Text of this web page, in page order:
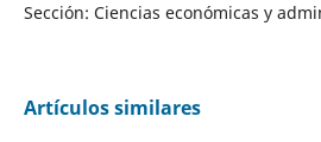
Sección: Ciencias económicas y
Artículos similares